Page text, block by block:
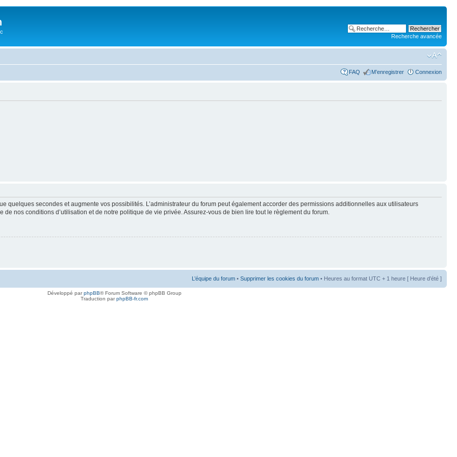
Recherche avancée
FAQ M’enregistrer Connexion
quelques secondes et augmente vos possibilités. L’administrateur du forum peut également accorder des permissions additionnelles aux utilisateurs
nos conditions d’utilisation et de notre politique de vie privée. Assurez-vous de bien lire tout le règlement du forum.
L’équipe du forum • Supprimer les cookies du forum • Heures au format UTC + 1 heure [ Heure d’été ]
Développé parphpBB® Forum Software © phpBB Group
Traduction parphpBB-fr.com